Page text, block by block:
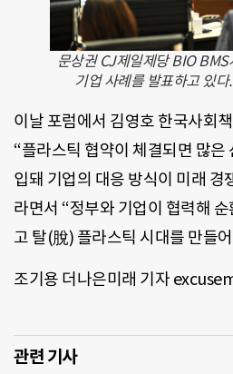
문상권 CJ제일제당 BIO
기업 사례를 발표하고 있
이날 포럼에서 김영호 한국사회
“플라스틱 협약이 체결되면 많은
입돼 기업의 대응 방식이 미래 경
라면서 “정부와 기업이 협력해
고 탈(脫) 플라스틱 시대를 만들
조기용 더나은미래 기자
관련 기사